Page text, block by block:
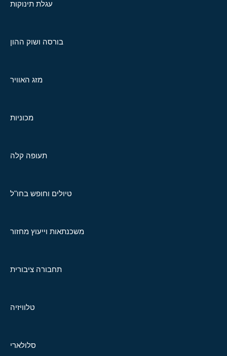
עגלת תינוקות
בורסה ושוק ההון
מזג האוויר
מכוניות
תעופה קלה
טיולים וחופש בחו"ל
משכנתאות וייעוץ מחזור
תחבורה ציבורית
טלוויזיה
סלולארי